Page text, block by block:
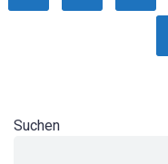
Suchen